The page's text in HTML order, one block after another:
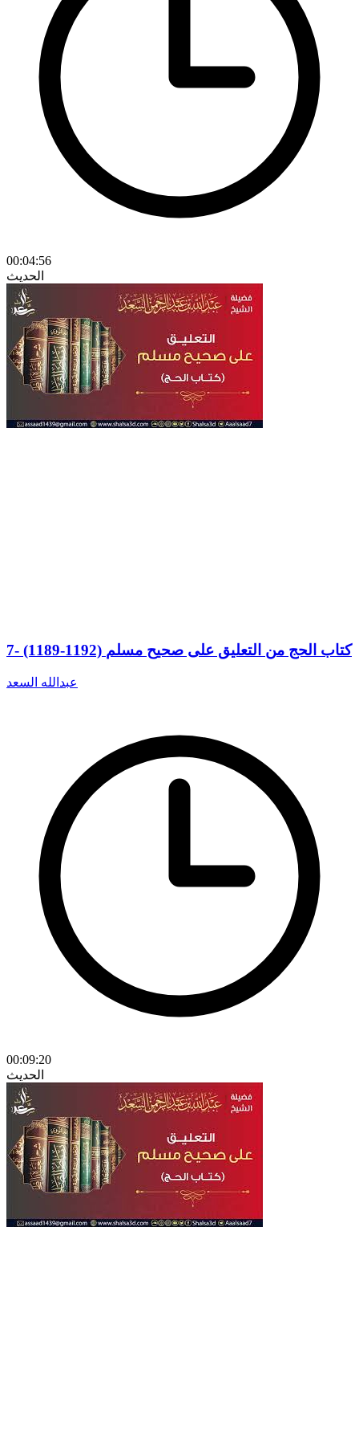
00:04:56
الحديث
7- (1189-1192) كتاب الحج من التعليق على صحيح مسلم
عبدالله السعد
00:09:20
الحديث